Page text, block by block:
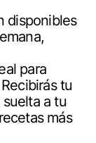
disponibles
para
tu
a tu
más